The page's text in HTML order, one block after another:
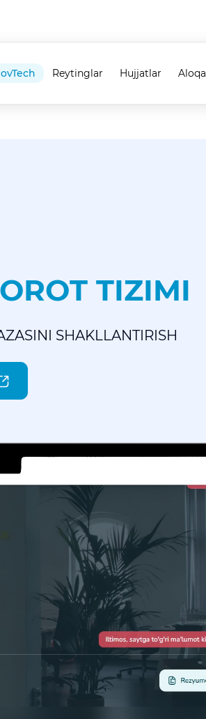
Reytinglar Hujjatlar Aloqa
TIZIMI
SHAKLLANTIRISH